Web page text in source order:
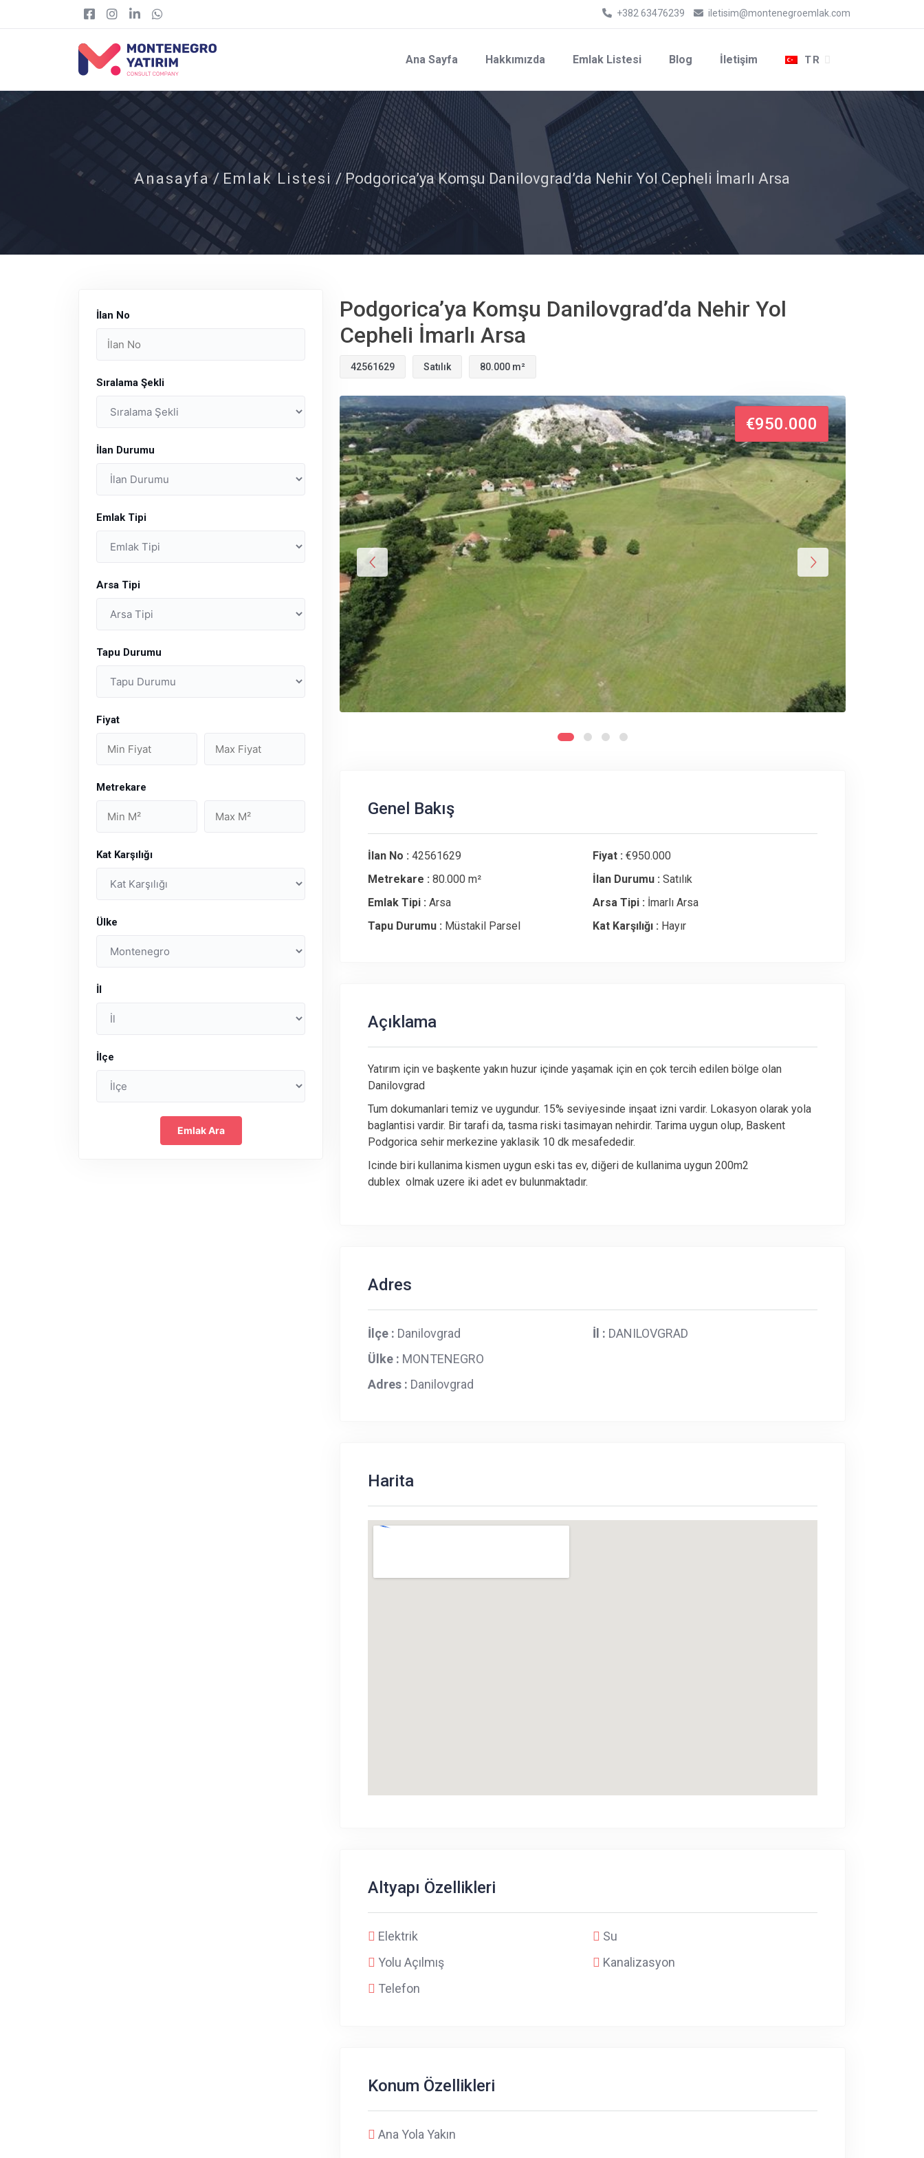
+382 63476239 iletisim@montenegroemlak.com
Ana Sayfa Hakkımızda Emlak Listesi Blog İletişim TR
Anasayfa/ Emlak Listesi/ Podgorica’ya Komşu Danilovgrad’da Nehir Yol Cepheli İmarlı Arsa
İlan No
Sıralama Şekli
İlan Durumu
Emlak Tipi
Arsa Tipi
Tapu Durumu
Fiyat
Metrekare
Kat Karşılığı
Ülke
İl
İlçe
Emlak Ara
Podgorica’ya Komşu Danilovgrad’da Nehir Yol
Cepheli İmarlı Arsa
42561629 Satılık 80.000 m²
€950.000
Genel Bakış
İlan No : 42561629 Fiyat : €950.000
Metrekare : 80.000 m² İlan Durumu : Satılık
Emlak Tipi : Arsa Arsa Tipi : İmarlı Arsa
Tapu Durumu : Müstakil Parsel Kat Karşılığı : Hayır
Açıklama
Yatırım için ve başkente yakın huzur içinde yaşamak için en çok tercih edilen bölge olan
Danilovgrad
Tum dokumanlari temiz ve uygundur. 15% seviyesinde inşaat izni vardir. Lokasyon olarak yola
baglantisi vardir. Bir tarafi da, tasma riski tasimayan nehirdir. Tarima uygun olup, Baskent
Podgorica sehir merkezine yaklasik 10 dk mesafededir.
Icinde biri kullanima kismen uygun eski tas ev, diğeri de kullanima uygun 200m2
dublex olmak uzere iki adet ev bulunmaktadır.
Adres
İlçe : Danilovgrad İl : DANILOVGRAD
Ülke : MONTENEGRO
Adres : Danilovgrad
Harita
Altyapı Özellikleri
Elektrik
Su
Yolu Açılmış
Kanalizasyon
Telefon
Konum Özellikleri
Ana Yola Yakın